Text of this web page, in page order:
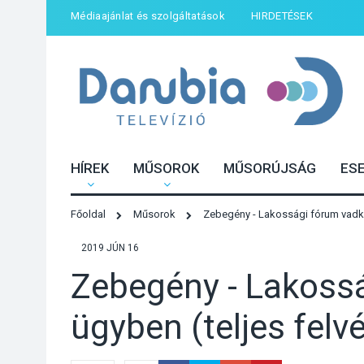
Médiaajánlat és szolgáltatások HIRDETÉSEK
HÍREK MŰSOROK MŰSORÚJSÁG
Főoldal Műsorok Zebegény - Lakossági fórum
2019 JÚN 16
Zebegény -
ügyben (teljes